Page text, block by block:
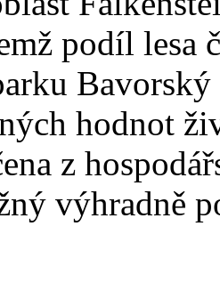
podíl lesa
hodnot
z
výhradně